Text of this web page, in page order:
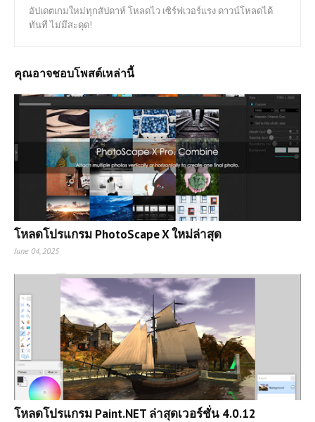
อัปเดตเกมใหม่ทุกสัปดาห์ โหลดไว เซิร์ฟเวอร์แรง ดาวน์โหลดได้
ทันที ไม่มีสะดุด!
คุณอาจชอบโพสต์เหล่านี้
โหลดโปรแกรม PhotoScape X ใหม่ล่าสุด
June 04, 2025
โหลดโปรแกรม Paint.NET ล่าสุดเวอร์ชั่น 4.0.12